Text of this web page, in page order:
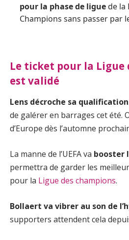
pour la phase de liguede la
Champions sans passer par
Le ticket pour la Ligue
est validé
Lens décroche sa
de galérer en barrages cet été.
d’Europe dès l’automne
La manne de l’UEFA va booster
permettra de garder les
pour la Ligue des champions.
Bollaert va vibrer au son de
supporters attendent cela